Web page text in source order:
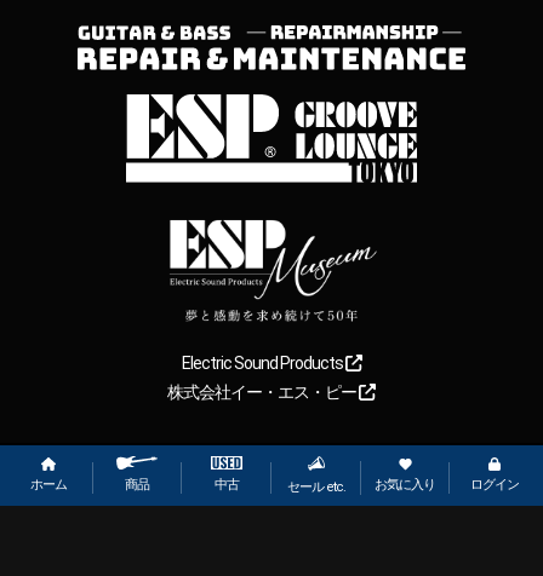
ホーム 商品 中古 セール etc. お気に入り ログイン
Electric Sound Products
株式会社イー・エス・ピー
Copyright 2026【ESP直営】BIGBOSS オンラインマーケット(ギター＆
ベース). All rights reserved.